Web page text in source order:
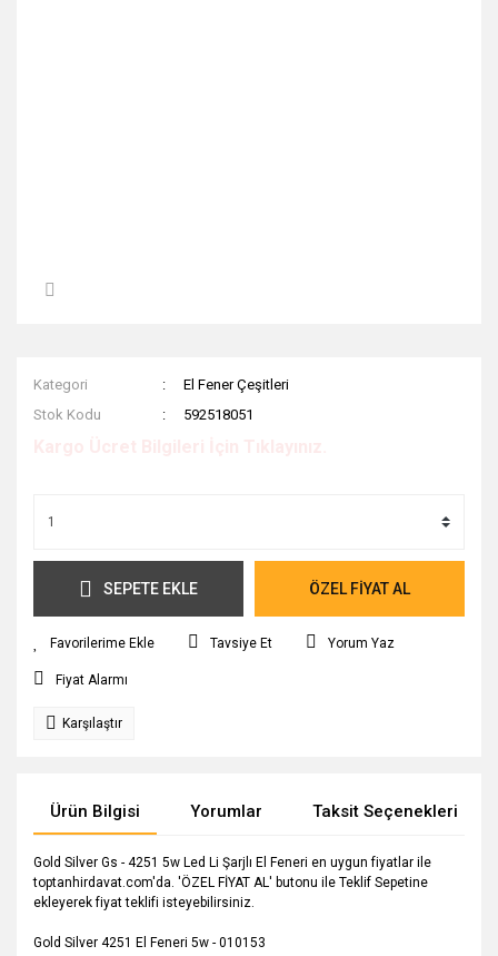
Kategori
El Fener Çeşitleri
Stok Kodu
592518051
SEPETE EKLE ÖZEL FİYAT AL
Tavsiye Et Yorum Yaz
Fiyat Alarmı
Karşılaştır
Ürün Bilgisi Yorumlar Taksit Seçenekleri
Gold Silver Gs - 4251 5w Led Li Şarjlı El Feneri en uygun fiyatlar ile
toptanhirdavat.com'da. 'ÖZEL FİYAT AL' butonu ile Teklif Sepetine
ekleyerek fiyat teklifi isteyebilirsiniz.
Gold Silver 4251 El Feneri 5w - 010153